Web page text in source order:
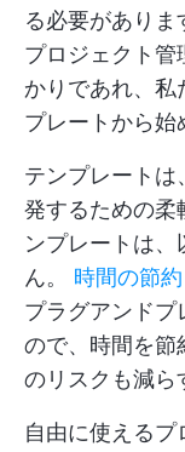
る必要があり
プロジェクト
かりであれ、私
プレートから始
テンプレートは
発するための柔
ンプレートは
ん。 時間の節約
プラグアンドプ
ので、時間を節
のリスクも減ら
自由に使える